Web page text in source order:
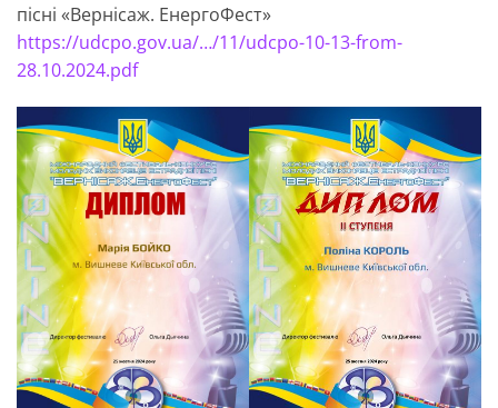
пісні «Вернісаж. ЕнергоФест»
https://udcpo.gov.ua/…/11/udcpo-10-13-from-
28.10.2024.pdf